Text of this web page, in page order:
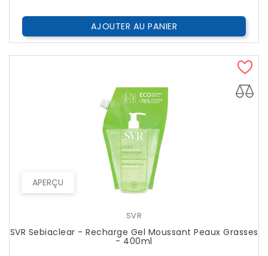
AJOUTER AU PANIER
APERÇU
SVR
SVR Sebiaclear - Recharge Gel Moussant Peaux Grasses
- 400ml